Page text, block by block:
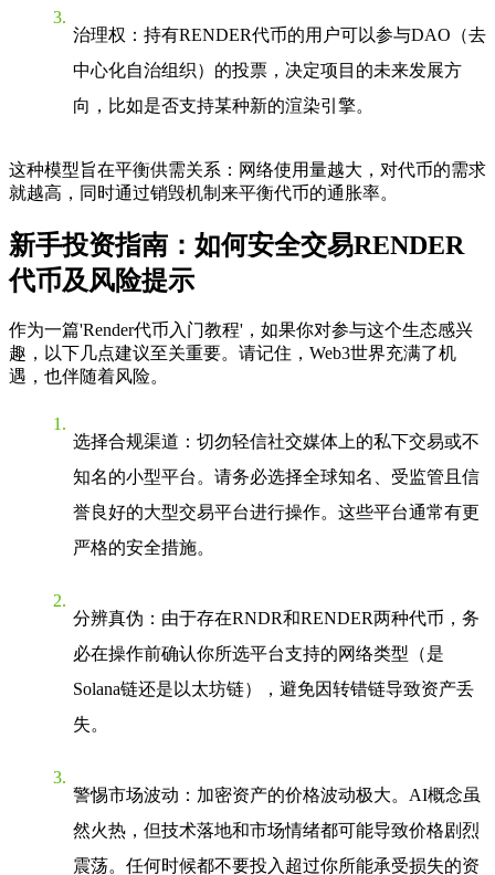
治理权 ：持有RENDER代币的用户可以参与DAO（去
中心化自治组织）的投票，决定项目的未来发展方
向，比如是否支持某种新的渲染引擎。
这种模型旨在平衡供需关系：网络使用量越大，对代币的需求
就越高，同时通过销毁机制来平衡代币的通胀率。
新手投资指南：如何安全交易RENDER
代币及风险提示
作为一篇'Render代币入门教程'，如果你对参与这个生态感兴
趣，以下几点建议至关重要。请记住，Web3世界充满了机
遇，也伴随着风险。
选择合规渠道 ：切勿轻信社交媒体上的私下交易或不
知名的小型平台。请务必选择全球知名、受监管且信
誉良好的大型交易平台进行操作。这些平台通常有更
严格的安全措施。
分辨真伪 ：由于存在RNDR和RENDER两种代币，务
必在操作前确认你所选平台支持的网络类型（是
Solana链还是以太坊链），避免因转错链导致资产丢
失。
警惕市场波动 ：加密资产的价格波动极大。AI概念虽
然火热，但技术落地和市场情绪都可能导致价格剧烈
震荡。任何时候都不要投入超过你所能承受损失的资